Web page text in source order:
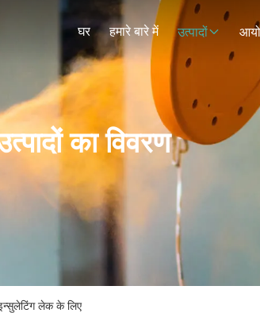
घर हमारे बारे में उत्पादों
का विवरण
लेक के लिए